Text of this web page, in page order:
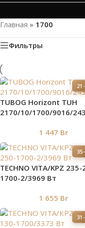
Главная » 1700
Фильтры
TUBOG Horizont TUH
2170/10/1700/9016/
1 447 Br
TECHNO VITA/KPZ 235-
1700-2/3969 Вт
1 655 Br